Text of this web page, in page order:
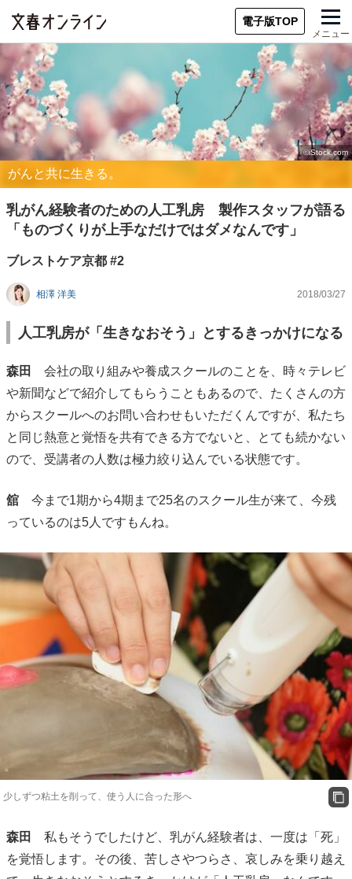
電子版TOP
メニュー
がんと共に生きる。
乳がん経験者のための人工乳房 製作スタッフが語る
「ものづくりが上手なだけではダメなんです」
ブレストケア京都 #2
相澤 洋美 2018/03/27
人工乳房が「生きなおそう」とするきっかけになる
森田
会社の取り組みや養成スクールのことを、時々テレビ
や新聞などで紹介してもらうこともあるので、たくさんの方
からスクールへのお問い合わせもいただくんですが、私たち
と同じ熱意と覚悟を共有できる方でないと、とても続かない
ので、受講者の人数は極力絞り込んでいる状態です。
舘 今まで1期から4期まで25名のスクール生が来て、今残
っているのは5人ですもんね。
少しずつ粘土を削って、使う人に合った形へ
森田
私もそうでしたけど、乳がん経験者は、一度は「死」
を覚悟します。その後、苦しさやつらさ、哀しみを乗り越え